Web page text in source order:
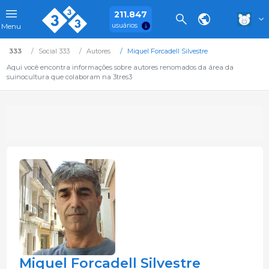
Menu
211.847
usuários
333 Social 333 Autores
Miquel Forcadell Silvestre
Aqui você encontra informações sobre autores renomados da área da
suinocultura que colaboram na 3tres3
Miquel Forcadell Silvestre